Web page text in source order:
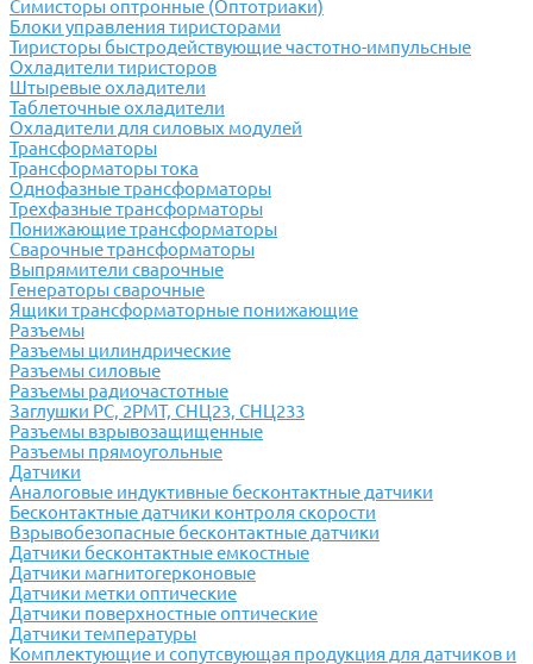
Симисторы оптронные (Оптотриаки)
Блоки управления тиристорами
Тиристоры быстродействующие частотно-импульсные
Охладители тиристоров
Штыревые охладители
Таблеточные охладители
Охладители для силовых модулей
Трансформаторы
Трансформаторы тока
Однофазные трансформаторы
Трехфазные трансформаторы
Понижающие трансформаторы
Сварочные трансформаторы
Выпрямители сварочные
Генераторы сварочные
Ящики трансформаторные понижающие
Разъемы
Разъемы цилиндрические
Разъемы силовые
Разъемы радиочастотные
Заглушки РС, 2РМТ, СНЦ23, СНЦ233
Разъемы взрывозащищенные
Разъемы прямоугольные
Датчики
Аналоговые индуктивные бесконтактные датчики
Бесконтактные датчики контроля скорости
Взрывобезопасные бесконтактные датчики
Датчики бесконтактные емкостные
Датчики магнитогерконовые
Датчики метки оптические
Датчики поверхностные оптические
Датчики температуры
Комплектующие и сопутсвующая продукция для датчиков и